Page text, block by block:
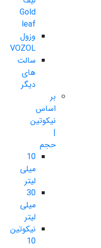
Gold
leaf
وزول
VOZOL
سالت
های
دیگر
بر
اساس
نیکوتین
|
حجم
10
میلی
لیتر
30
میلی
لیتر
نیکوتین
10